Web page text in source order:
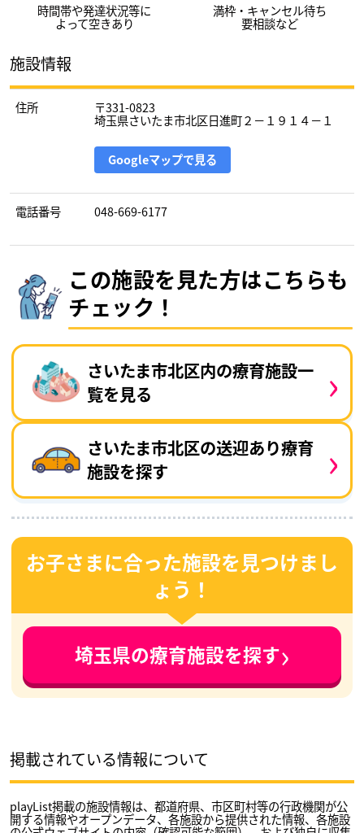
時間帯や発達状況等に
よって空きあり
満枠・キャンセル待ち
要相談など
施設情報
住所 〒331-0823
埼玉県さいたま市北区日進町２－１９１４－１
Googleマップで見る
電話番号 048-669-6177
この施設を見た方はこちらも
チェック！
さいたま市北区内の療育施設一
覧を見る
›
さいたま市北区の送迎あり療育
施設を探す
›
お子さまに合った施設を見つけまし
ょう！
埼玉県の療育施設を探す›
掲載されている情報について
playList掲載の施設情報は、都道府県、市区町村等の行政機関が公
開する情報やオープンデータ、各施設から提供された情報、各施設